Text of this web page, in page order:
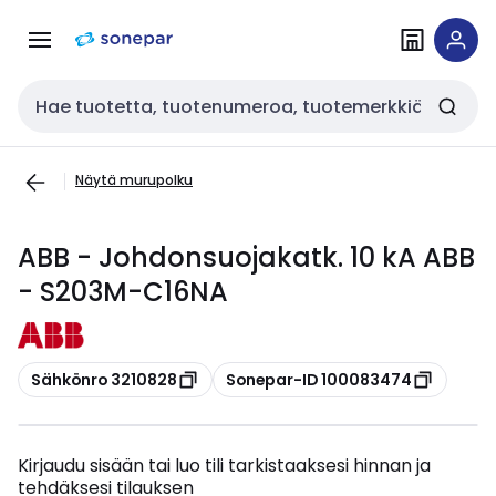
navigointiinsisältöön
Haku
Näytä murupolku
ABB - Johdonsuojakatk. 10 kA ABB
- S203M-C16NA
Kopioi
Sähkönro 3210828 Kopioi
Sonepar-ID 100083474
Kirjaudu sisään tai luo tili tarkistaaksesi hinnan ja
tehdäksesi tilauksen